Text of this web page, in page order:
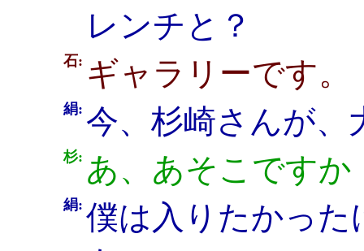
レンチと？
石: ギャラリーです。
絹: 今、杉崎さんが、
杉: あ、あそこですか
絹: 僕は入りたかっ